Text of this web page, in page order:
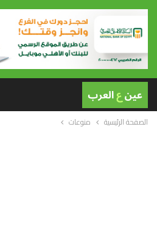
الصفحة الرئيسية منوعات